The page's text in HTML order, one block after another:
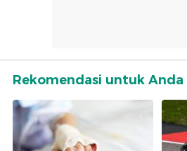
Rekomendasi untuk Anda